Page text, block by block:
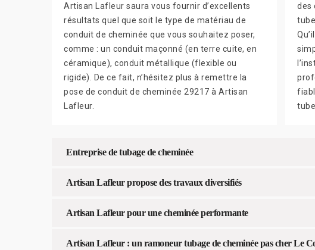
Artisan Lafleur saura vous fournir d’excellents
résultats quel que soit le type de matériau de
conduit de cheminée que vous souhaitez poser,
comme : un conduit maçonné (en terre cuite, en
céramique), conduit métallique (flexible ou
rigide). De ce fait, n’hésitez plus à remettre la
pose de conduit de cheminée 29217 à Artisan
Lafleur.
des
Entreprise de tubage de cheminée
Artisan Lafleur propose des travaux diversifiés
Artisan Lafleur pour une cheminée performante
Artisan Lafleur : un ramoneur tubage de cheminée pas cher Le